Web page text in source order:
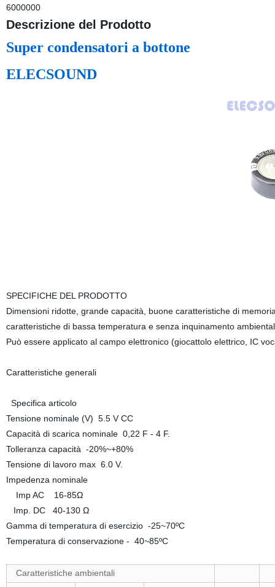
6000000
Descrizione del Prodotto
Super condensatori a bottone
ELECSOUND
SPECIFICHE DEL PRODOTTO
Dimensioni ridotte, grande capacità, buone caratteristiche di
caratteristiche di bassa temperatura e senza inquinamento
Può essere applicato al campo elettronico (giocattolo elettrico, IC
Caratteristiche generali
Specifica articolo
Tensione nominale (V) 5.5 V CC
Capacità di scarica nominale 0,22 F - 4 F.
Tolleranza capacità -20%~+80%
Tensione di lavoro max 6.0 V.
Impedenza nominale
Imp AC 16-85Ω
Imp. DC 40-130 Ω
Gamma di temperatura di esercizio -25~70ºC
Temperatura di conservazione - 40~85ºC
Caratteristiche ambientali